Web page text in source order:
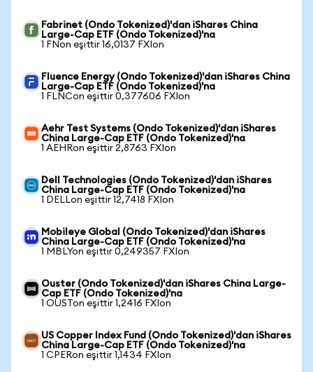
Fabrinet (Ondo Tokenized)'dan iShares China
Large-Cap ETF (Ondo Tokenized)'na
1 FNon eşittir 16,0137 FXIon
Fluence Energy (Ondo Tokenized)'dan iShares China
Large-Cap ETF (Ondo Tokenized)'na
1 FLNCon eşittir 0,377606 FXIon
Aehr Test Systems (Ondo Tokenized)'dan iShares
China Large-Cap ETF (Ondo Tokenized)'na
1 AEHRon eşittir 2,8763 FXIon
Dell Technologies (Ondo Tokenized)'dan iShares
China Large-Cap ETF (Ondo Tokenized)'na
1 DELLon eşittir 12,7418 FXIon
Mobileye Global (Ondo Tokenized)'dan iShares
China Large-Cap ETF (Ondo Tokenized)'na
1 MBLYon eşittir 0,249357 FXIon
Ouster (Ondo Tokenized)'dan iShares China Large-
Cap ETF (Ondo Tokenized)'na
1 OUSTon eşittir 1,2416 FXIon
US Copper Index Fund (Ondo Tokenized)'dan iShares
China Large-Cap ETF (Ondo Tokenized)'na
1 CPERon eşittir 1,1434 FXIon